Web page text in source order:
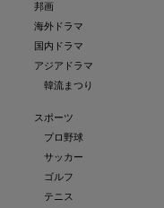
邦画
海外ドラマ
国内ドラマ
アジアドラマ
韓流まつり
スポーツ
プロ野球
サッカー
ゴルフ
テニス